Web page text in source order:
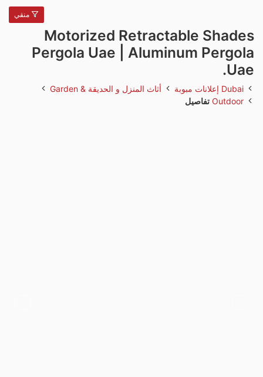
منقي
Motorized Retractable Shades
Pergola Uae | Aluminum Pergola
Uae.
Dubai إعلانات مبوبة أثاث المنزل و الحديقة Garden &
Outdoor تفاصيل